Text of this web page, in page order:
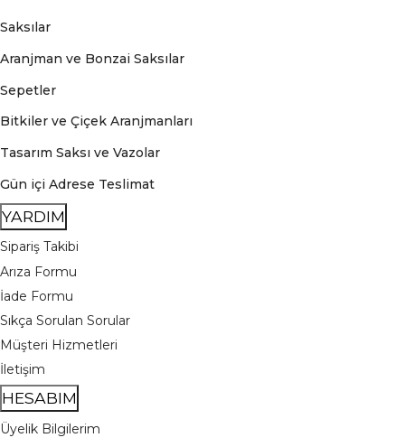
Saksılar
Aranjman ve Bonzai Saksılar
Sepetler
Bitkiler ve Çiçek Aranjmanları
Tasarım Saksı ve Vazolar
Gün içi Adrese Teslimat
YARDIM
Sipariş Takibi
Arıza Formu
İade Formu
Sıkça Sorulan Sorular
Müşteri Hizmetleri
İletişim
HESABIM
Üyelik Bilgilerim